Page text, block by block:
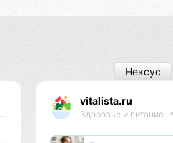
vitalista.ru
Здоровье и питание
Нексус